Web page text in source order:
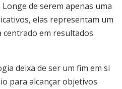
de serem apenas uma
elas representam um
em resultados
deixa de ser um fim em si
para alcançar objetivos